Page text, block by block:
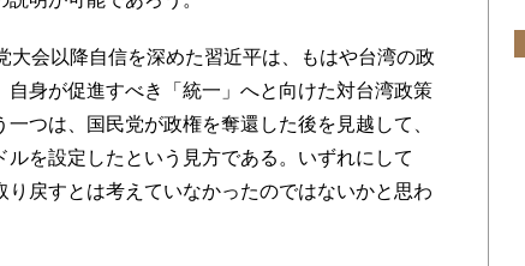
会以降自信を深めた習近平は、もはや台湾の政
身が促進すべき「統一」へと向けた対台湾政策
つは、国民党が政権を奪還した後を見越して、
ルを設定したという見方である。いずれにして
戻すとは考えていなかったのではないかと思わ